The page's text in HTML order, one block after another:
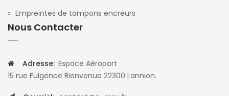
Empreintes de tampons encreurs
Nous Contacter
Adresse: Espace Aéroport
15 rue Fulgence Bienvenue 22300 Lannion.